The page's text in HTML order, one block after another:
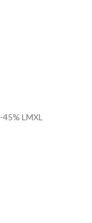
-45% L MXL